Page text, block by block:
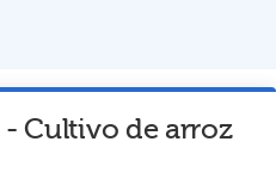
-Cultivo de arroz